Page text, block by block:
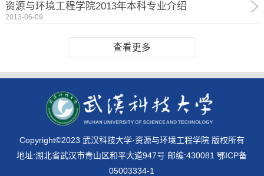
资源与环境工程学院2013年本科专业介绍
2013-06-09
查看更多
Copyright©2023 武汉科技大学·资源与环境工程学院 版权所有
地址:湖北省武汉市青山区和平大道947号 邮编:430081 鄂ICP备
05003334-1